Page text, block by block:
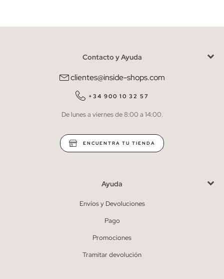
He leído y entiendo lapolítica de privacidad
QUIERO SUSCRIBIRME
* Puedes cancelar la suscripción en cualquier momento.
Contacto y Ayuda
clientes@inside-shops.com
+34 900 10 32 57
De lunes a viernes de 8:00 a 14:00.
ENCUENTRA TU TIENDA
Ayuda
Envíos y Devoluciones
Pago
Promociones
Tramitar devolución